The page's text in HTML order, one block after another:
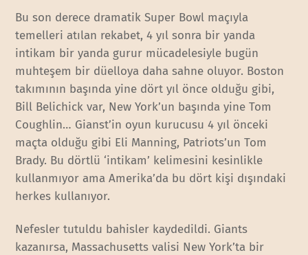
Bu son derece dramatik Super Bowl maçıyla
temelleri atılan rekabet, 4 yıl sonra bir yanda
intikam bir yanda gurur mücadelesiyle bugün
muhteşem bir düelloya daha sahne oluyor. Boston
takımının başında yine dört yıl önce olduğu gibi,
Bill Belichick var, New York’un başında yine Tom
Coughlin… Gianst’in oyun kurucusu 4 yıl önceki
maçta olduğu gibi Eli Manning, Patriots’un Tom
Brady. Bu dörtlü ‘intikam’ kelimesini kesinlikle
kullanmıyor ama Amerika’da bu dört kişi dışındaki
herkes kullanıyor.
Nefesler tutuldu bahisler kaydedildi. Giants
kazanırsa, Massachusetts valisi New York’ta bir